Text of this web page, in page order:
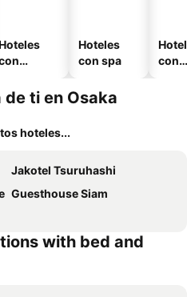
Hoteles
con spa
con
ti en Osaka
hoteles...
Jakotel Tsuruhashi
Guesthouse Siam
with bed and